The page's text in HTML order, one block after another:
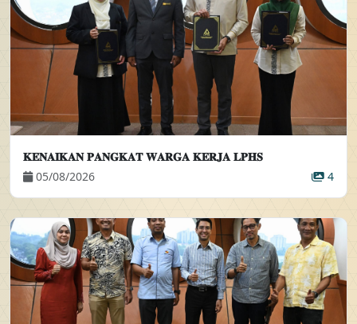
𝐊𝐄𝐍𝐀𝐈𝐊𝐀𝐍 𝐏𝐀𝐍𝐆𝐊𝐀𝐓 𝐖𝐀𝐑𝐆𝐀 𝐊𝐄𝐑𝐉𝐀 𝐋𝐏𝐇𝐒
05/08/2026
4